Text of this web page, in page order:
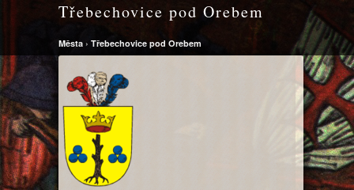
Třebechovice pod Orebem
Města › Třebechovice pod Orebem